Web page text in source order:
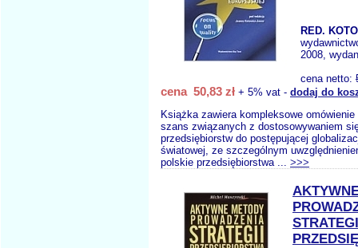
RED.
2008,
cena netto:
cena 50,83 zł + 5% vat - dodaj do
Książka zawiera kompleksowe omówienie
szans związanych z dostosowywaniem
przedsiębiorstw do postępującej
światowej, ze szczególnym
polskie przedsiębiorstwa ... >>>